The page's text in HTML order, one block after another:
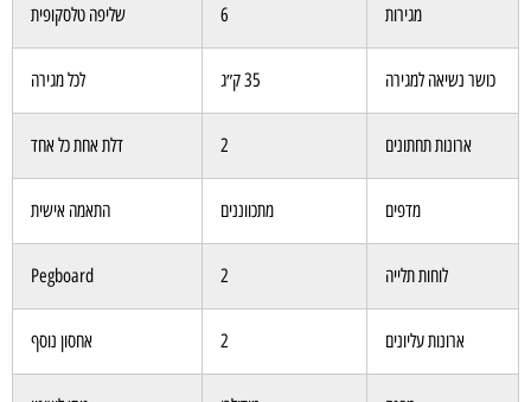
מגירות שליפה טלסקופית
כושר נשיאה למגירה לכל מגירה
ארונות תחתונים דלת אחת כל אחד
מדפים מתכווננים התאמה אישית
לוחות תלייה Pegboard
ארונות עליונים אחסון נוסף